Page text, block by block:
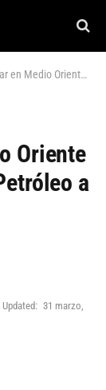
los Precios del Petróleo a Nivel Global
Oriente
a
Updated: 31 marzo,